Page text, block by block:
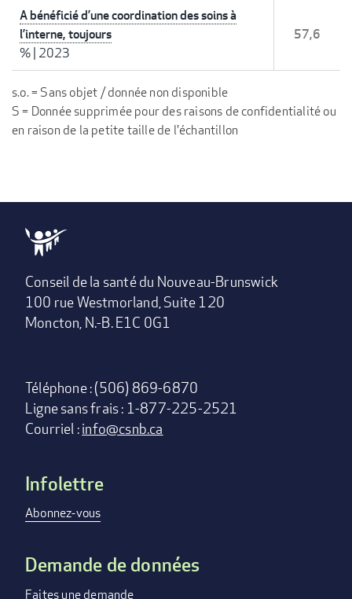
A bénéficié d’une coordination des soins à
l’interne, toujours
% 2023
57,6
s.o. = Sans objet / donnée non disponible
S = Donnée supprimée pour des raisons de confidentialité ou
en raison de la petite taille de l'échantillon
Conseil de la santé du Nouveau-Brunswick
100 rue Westmorland, Suite 120
Moncton, N.-B. E1C 0G1
Téléphone : (506) 869-6870
Ligne sans frais : 1-877-225-2521
Courriel :info@csnb.ca
Footer
menu
Infolettre
Abonnez-vous
Demande de données
Faites une demande